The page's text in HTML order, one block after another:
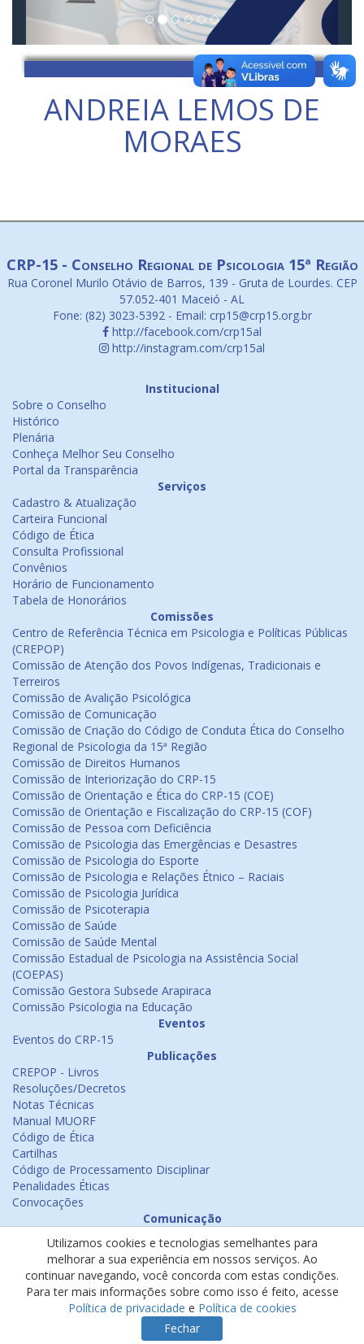
ANDREIA LEMOS DE
MORAES
CRP-15 - Conselho Regional de Psicologia 15ª Região
Rua Coronel Murilo Otávio de Barros, 139 - Gruta de Lourdes. CEP
57.052-401 Maceió - AL
Fone: (82) 3023-5392 - Email: crp15@crp15.org.br
http://facebook.com/crp15al
http://instagram.com/crp15al
Institucional
Sobre o Conselho
Histórico
Plenária
Conheça Melhor Seu Conselho
Portal da Transparência
Serviços
Cadastro & Atualização
Carteira Funcional
Código de Ética
Consulta Profissional
Convênios
Horário de Funcionamento
Tabela de Honorários
Comissões
Centro de Referência Técnica em Psicologia e Políticas Públicas
(CREPOP)
Comissão de Atenção dos Povos Indígenas, Tradicionais e
Terreiros
Comissão de Avalição Psicológica
Comissão de Comunicação
Comissão de Criação do Código de Conduta Ética do Conselho
Regional de Psicologia da 15ª Região
Comissão de Direitos Humanos
Comissão de Interiorização do CRP-15
Comissão de Orientação e Ética do CRP-15 (COE)
Comissão de Orientação e Fiscalização do CRP-15 (COF)
Comissão de Pessoa com Deficiência
Comissão de Psicologia das Emergências e Desastres
Comissão de Psicologia do Esporte
Comissão de Psicologia e Relações Étnico – Raciais
Comissão de Psicologia Jurídica
Comissão de Psicoterapia
Comissão de Saúde
Comissão de Saúde Mental
Comissão Estadual de Psicologia na Assistência Social
(COEPAS)
Comissão Gestora Subsede Arapiraca
Comissão Psicologia na Educação
Eventos
Eventos do CRP-15
Publicações
CREPOP - Livros
Resoluções/Decretos
Notas Técnicas
Manual MUORF
Código de Ética
Cartilhas
Código de Processamento Disciplinar
Penalidades Éticas
Convocações
Comunicação
Emissão de Certificados
Psicologia na Mídia
Ouvidoria
Política de cookies
Política de privacidade
Utilizamos cookies e tecnologias semelhantes para
melhorar a sua experiência em nossos serviços. Ao
continuar navegando, você concorda com estas condições.
Para ter mais informações sobre como isso é feito, acesse
Política de privacidade e Política de cookies
Fechar